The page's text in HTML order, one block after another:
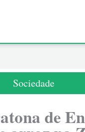
Sociedade
de